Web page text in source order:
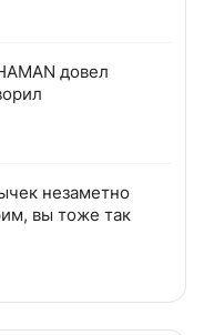
довел
незаметно
вы тоже так